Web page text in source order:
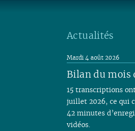
Actualités
Bilan du mois
Mardi 4 août 2026
15 transcriptions
juillet 2026, ce qui
42 minutes
vidéos.